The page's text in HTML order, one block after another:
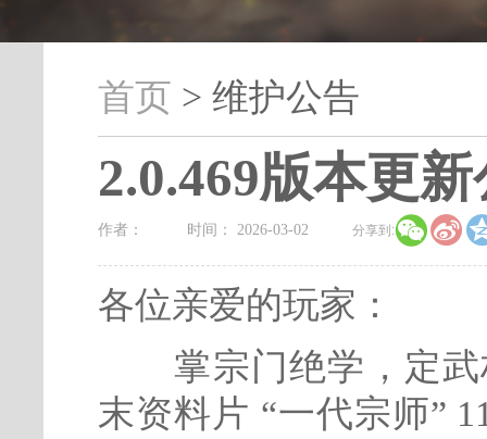
我的足迹： 大唐无双
最新新闻 新闻消息 游戏公告
维护公告
首页 > 维护公告
2.0.469版本更
作者： 时间： 2026-03-02 分享到:
各位亲爱的玩家：
掌宗门绝学，定武
末资料片 “一代宗师”